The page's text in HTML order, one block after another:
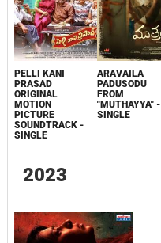
PELLI KANI
PRASAD
ORIGINAL
MOTION
PICTURE
SOUNDTRACK -
SINGLE
ARAVAILA
PADUSODU
FROM
"MUTHAYYA" -
SINGLE
2023